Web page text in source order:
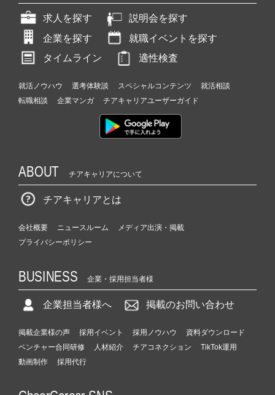
求人を探す
説明会を探す
企業を探す
就職イベントを探す
タイムライン
適性検査
就活ノウハウ 選考体験談 スペシャルコンテンツ
就活相談
転職相談
企業マンガ チアキャリアユーザーガイド
ABOUT チアキャリアについて
チアキャリアとは
会社概要 ニュースルーム
メディア出演・掲載
プライバシーポリシー
BUSINESS 企業・採用担当者様
企業担当者様へ 掲載のお問い合わせ
掲載企業様の声 採用イベント 採用ノウハウ
資料ダウンロード
ベンチャー合同研修
人材紹介 チアコネクション
TikTok運用
動画制作
採用代行